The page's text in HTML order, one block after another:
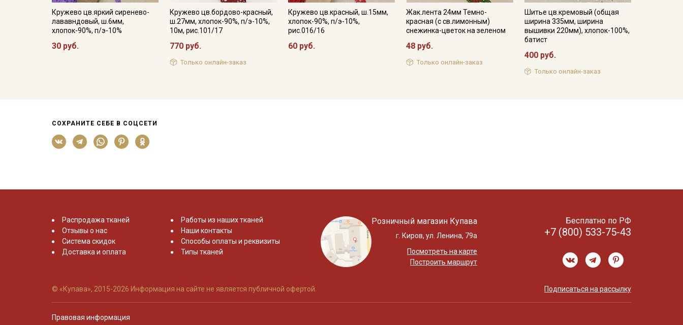
Кружево цв.яркий сиренево-
лававндовый, ш.6мм,
хлопок-90%, п/э-10%
30 руб.
Кружево цв.бордово-красный,
ш.27мм, хлопок-90%, п/э-10%,
10м, рис.101/17
770 руб.
Только онлайн-заказ
Кружево цв.красный, ш.15мм,
хлопок-90%, п/э-10%,
рис.016/16
60 руб.
Жак.лента 24мм Темно-
красная (с св.лимонным)
снежинка-цветок на зеленом
48 руб.
Только онлайн-заказ
Шитье цв.кремовый (общая
ширина 335мм, ширина
вышивки 220мм), хлопок-100%,
батист
400 руб.
Только онлайн-заказ
СОХРАНИТЕ СЕБЕ В СОЦСЕТИ
Распродажа тканей
Отзывы о нас
Система скидок
Доставка и оплата
Работы из наших тканей
Наши контакты
Способы оплаты и реквизиты
Типы тканей
Розничный магазин Купава
г. Киров, ул. Ленина, 79а
Посмотреть на карте
Построить маршрут
Бесплатно по РФ
+7 (800) 533-75-43
© «Купава», 2015-2026 Информация на сайте не является публичной офертой. Подписаться на рассылку
Правовая информация